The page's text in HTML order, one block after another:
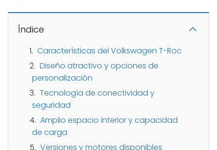
Índice
Características del Volkswagen T-Roc
Diseño atractivo y opciones de
personalización
Tecnología de conectividad y
seguridad
Amplio espacio interior y capacidad
de carga
Versiones y motores disponibles